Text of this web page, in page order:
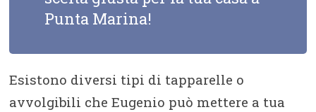
Punta Marina!
Esistono diversi tipi di tapparelle o
avvolgibili che Eugenio può mettere a tua